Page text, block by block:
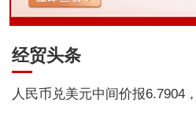
经贸头条
人民币兑美元中间价报6.7904